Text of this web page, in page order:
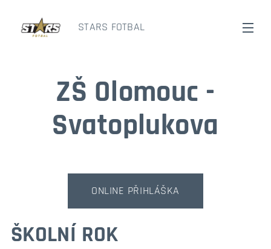
STARS FOTBAL
ZŠ Olomouc -
Svatoplukova
ONLINE PŘIHLÁŠKA
ŠKOLNÍ ROK